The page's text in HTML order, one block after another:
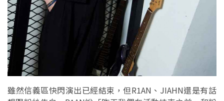
雖然信義區快閃演出已經結束，但R1AN、JIAHN還是有話